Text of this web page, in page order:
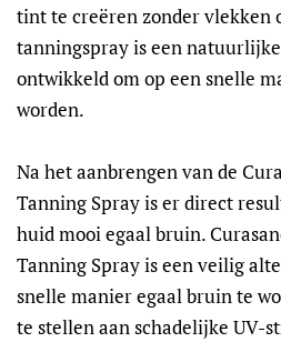
tint te creëren zonder vlekken
tanningspray is een
ontwikkeld om op een snelle
worden.
Na het aanbrengen van de
Tanning Spray is er direct
huid mooi egaal bruin.
Tanning Spray is een veilig
snelle manier egaal bruin te
te stellen aan schadelijke UV-